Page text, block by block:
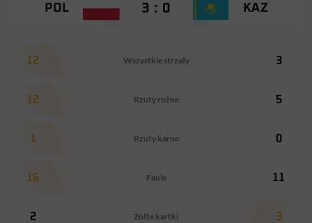
POL 3 : 0 KAZ
12 Wszystkie strzały 3
12 Rzuty rożne 5
1 Rzuty karne 0
16 Faule 11
2 Żółte kartki 3